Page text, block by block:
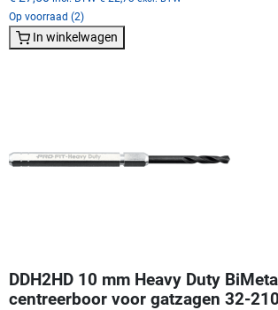
Op voorraad (2)
In winkelwagen
DDH2HD 10 mm Heavy Duty
centreerboor voor gatzagen 32-